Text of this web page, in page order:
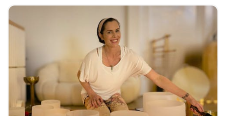
ださい。